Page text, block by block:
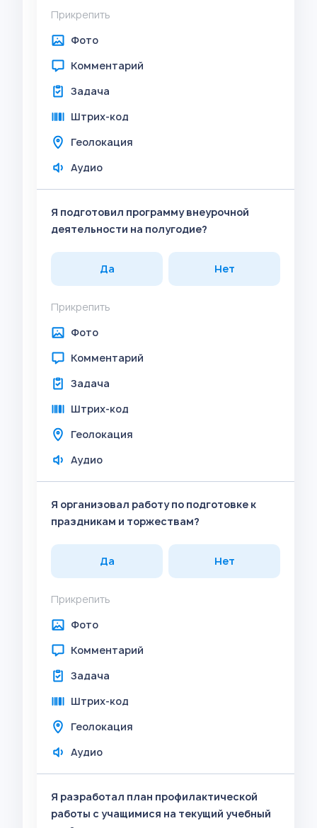
Прикрепить
Фото
Комментарий
Задача
Штрих-код
Геолокация
Аудио
Я подготовил программу внеурочной
деятельности на полугодие?
Да Нет
Прикрепить
Фото
Комментарий
Задача
Штрих-код
Геолокация
Аудио
Я организовал работу по подготовке к
праздникам и торжествам?
Да Нет
Прикрепить
Фото
Комментарий
Задача
Штрих-код
Геолокация
Аудио
Я разработал план профилактической
работы с учащимися на текущий учебный